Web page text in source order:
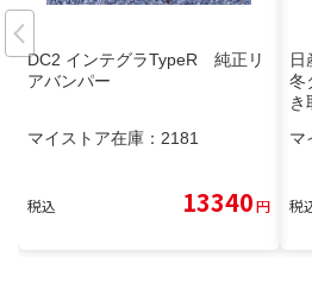
DC2 インテグラTypeR 純正リ
アバンパー
マイストア在庫： 2181
税込 13340円
日
冬
き
マ
税